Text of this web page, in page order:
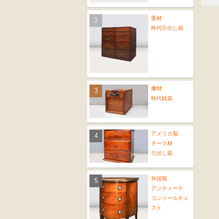
栗材
時代引出し箱
﨔材
時代銭箱
アメリカ製
チーク材
引出し箱
外国製
アンティーク
コンソールチェ
スト